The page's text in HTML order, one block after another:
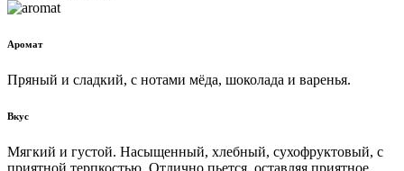
Аромат
Пряный и сладкий, с нотами мёда, шоколада и варенья.
Вкус
Мягкий и густой. Насыщенный, хлебный, сухофруктовый, с
приятной терпкостью. Отлично пьется, оставляя приятное,